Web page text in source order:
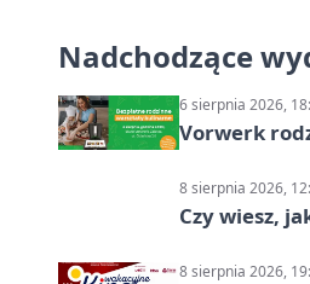
Nadchodzące
6 sierpnia 2026,
Vorwerk
8 sierpnia 2026,
Czy wiesz,
8 sierpnia 2026,